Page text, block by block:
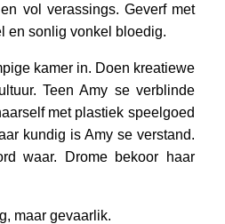
vol verassings. Geverf met
en sonlig vonkel bloedig.
kamer in. Doen kreatiewe
Teen Amy se verblinde
met plastiek speelgoed
kundig is Amy se verstand.
waar. Drome bekoor haar
maar gevaarlik.